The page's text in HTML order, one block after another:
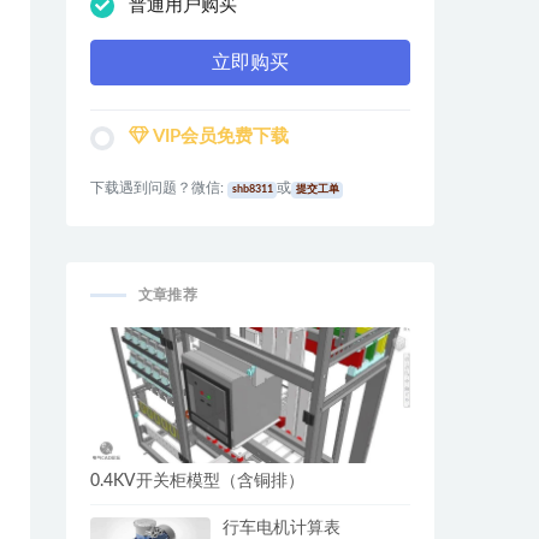
普通用户购买
立即购买
VIP会员免费下载
下载遇到问题？微信: shb8311 或 提交工单
文章推荐
0.4KV开关柜模型（含铜排）
行车电机计算表